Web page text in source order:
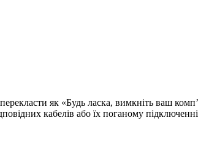
як «Будь ласка, вимкніть ваш
кабелів або їх поганому